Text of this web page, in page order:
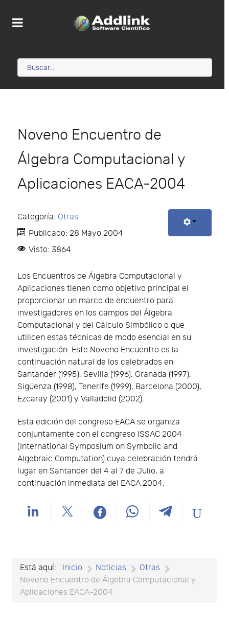
Noveno Encuentro de
Álgebra Computacional y
Aplicaciones EACA-2004
Categoría: Otras
Publicado: 28 Mayo 2004
Visto: 3864
Los Encuentros de Álgebra Computacional y
Aplicaciones tienen como objetivo principal el
proporcionar un marco de encuentro para
investigadores en los campos del Álgebra
Computacional y del Cálculo Simbólico o que
utilicen estas técnicas de modo esencial en su
investigación. Este Noveno Encuentro es la
continuación natural de los celebrados en
Santander (1995), Sevilla (1996), Granada (1997),
Sigüenza (1998), Tenerife (1999), Barcelona (2000),
Ezcaray (2001) y Valladolid (2002).
Esta edición del congreso EACA se organiza
conjuntamente con el congreso ISSAC 2004
(International Symposium on Symbolic and
Algebraic Computation) cuya celebración tendrá
lugar en Santander del 4 al 7 de Julio, a
continuación inmediata del EACA 2004.
Está aquí: Inicio Noticias
Otras
Noveno Encuentro de Álgebra Computacional y
Aplicaciones EACA-2004